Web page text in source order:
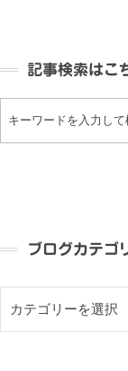
記事検索はこ
ブログカテゴ